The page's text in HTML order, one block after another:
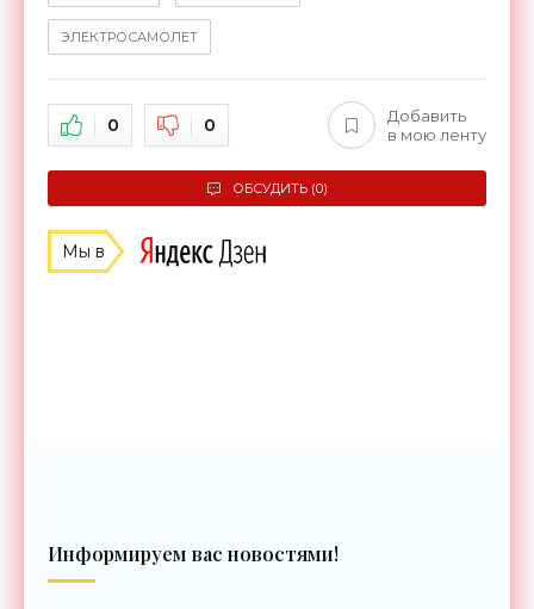
ЭЛЕКТРОСАМОЛЕТ
0 0
Добавить
в мою ленту
ОБСУДИТЬ (0)
Мы в
Информируем вас новостями!